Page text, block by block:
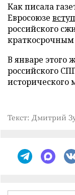
Как писала
Евросоюзе
российского
В январе этого
российского
исторического
Текст: Дмитрий